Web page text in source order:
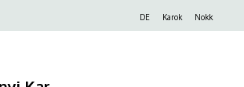
DE Karok Nokk